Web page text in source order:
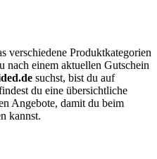
verschiedene Produktkategorien
nach einem aktuellen Gutschein
suchst, bist du auf
du eine übersichtliche
Angebote, damit du beim
kannst.